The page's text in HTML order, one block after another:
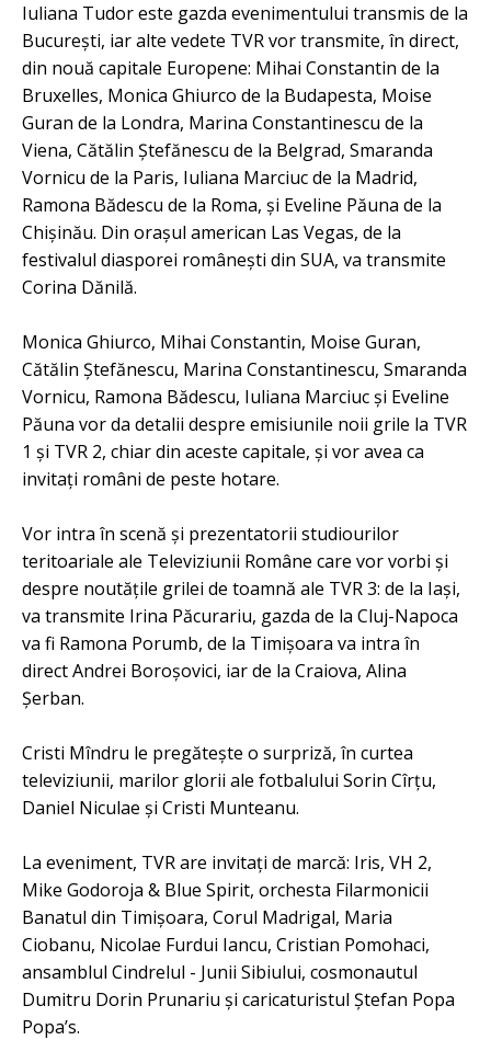
Iuliana Tudor este gazda evenimentului transmis de la
Bucureşti, iar alte vedete TVR vor transmite, în direct,
din nouă capitale Europene: Mihai Constantin de la
Bruxelles, Monica Ghiurco de la Budapesta, Moise
Guran de la Londra, Marina Constantinescu de la
Viena, Cătălin Ştefănescu de la Belgrad, Smaranda
Vornicu de la Paris, Iuliana Marciuc de la Madrid,
Ramona Bădescu de la Roma, şi Eveline Păuna de la
Chişinău. Din oraşul american Las Vegas, de la
festivalul diasporei româneşti din SUA, va transmite
Corina Dănilă.
Monica Ghiurco, Mihai Constantin, Moise Guran,
Cătălin Ştefănescu, Marina Constantinescu, Smaranda
Vornicu, Ramona Bădescu, Iuliana Marciuc şi Eveline
Păuna vor da detalii despre emisiunile noii grile la TVR
1 şi TVR 2, chiar din aceste capitale, şi vor avea ca
invitaţi români de peste hotare.
Vor intra în scenă şi prezentatorii studiourilor
teritoariale ale Televiziunii Române care vor vorbi şi
despre noutăţile grilei de toamnă ale TVR 3: de la Iaşi,
va transmite Irina Păcurariu, gazda de la Cluj-Napoca
va fi Ramona Porumb, de la Timişoara va intra în
direct Andrei Boroşovici, iar de la Craiova, Alina
Şerban.
Cristi Mîndru le pregăteşte o surpriză, în curtea
televiziunii, marilor glorii ale fotbalului Sorin Cîrţu,
Daniel Niculae şi Cristi Munteanu.
La eveniment, TVR are invitaţi de marcă: Iris, VH 2,
Mike Godoroja & Blue Spirit, orchesta Filarmonicii
Banatul din Timişoara, Corul Madrigal, Maria
Ciobanu, Nicolae Furdui Iancu, Cristian Pomohaci,
ansamblul Cindrelul - Junii Sibiului, cosmonautul
Dumitru Dorin Prunariu şi caricaturistul Ştefan Popa
Popa’s.